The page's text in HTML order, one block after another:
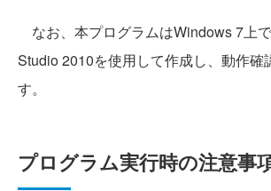
なお、本プログラムはWindows 7上
Studio 2010を使用して作成し、動作確
す。
プログラム実行時の注意事